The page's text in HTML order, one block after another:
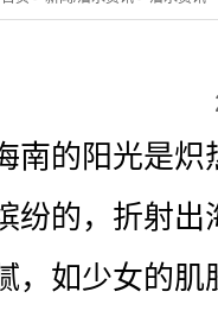
南的阳光是炽
纷的，折射出
，如少女的